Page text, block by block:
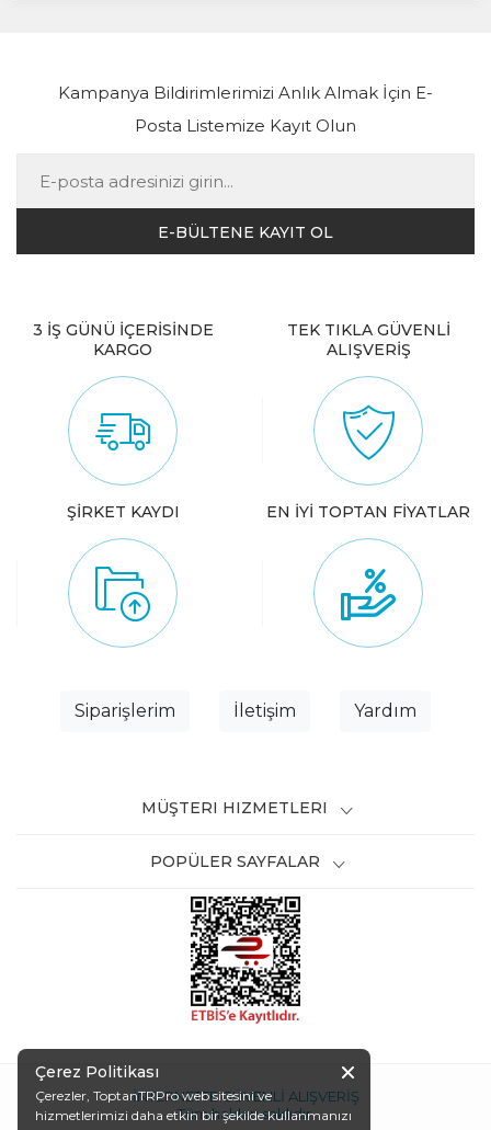
Kampanya Bildirimlerimizi Anlık Almak İçin E-
Posta Listemize Kayıt Olun
3 İŞ GÜNÜ İÇERİSİNDE
KARGO
TEK TIKLA GÜVENLİ
ALIŞVERİŞ
ŞİRKET KAYDI EN İYİ TOPTAN FİYATLAR
Siparişlerim İletişim Yardım
MÜŞTERI HIZMETLERI
POPÜLER SAYFALAR
İNTERNETTE GÜVENLİ ALIŞVERİŞ
Tüm hakları saklıdır.
Çerez Politikası
Çerezler, ToptanTRPro web sitesini ve
hizmetlerimizi daha etkin bir şekilde kullanmanızı